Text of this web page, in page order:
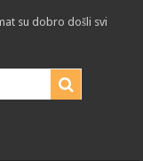
su dobro došli svi